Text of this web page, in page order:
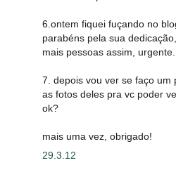
6.ontem fiquei fuçando no
parabéns pela sua
mais pessoas assim, urgente...
7. depois vou ver se faço um
as fotos deles pra vc poder
ok?
mais uma vez, obrigado!
29.3.12